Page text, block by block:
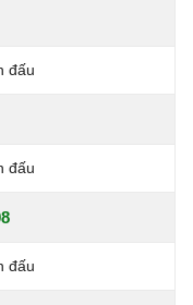
đấu
đấu
đấu